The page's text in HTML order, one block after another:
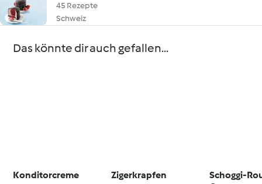
45 Rezepte
Schweiz
Das könnte dir auch gefallen...
Konditorcreme Zigerkrapfen
Schoggi-